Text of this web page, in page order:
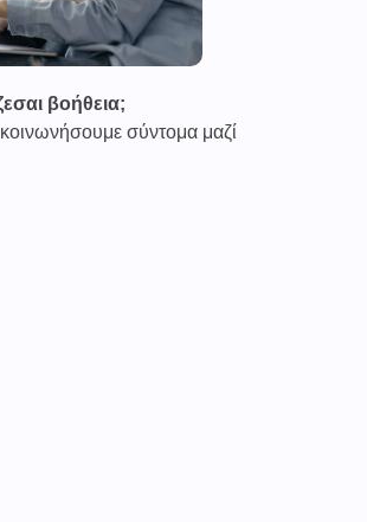
βοήθεια;
σύντομα μαζί